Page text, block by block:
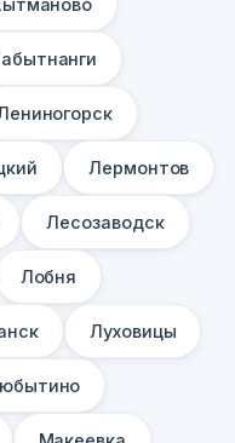
Лермонтов
Лесозаводск
Лобня
Луховицы